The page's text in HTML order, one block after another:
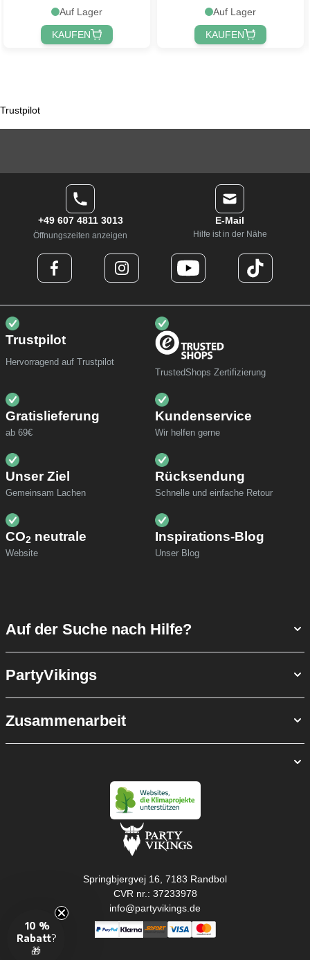
Auf Lager
KAUFEN
Auf Lager
KAUFEN
Trustpilot
+49 607 4811 3013
Öffnungszeiten anzeigen
E-Mail
Hilfe ist in der Nähe
Trustpilot
Hervorragend auf Trustpilot
TrustedShops Zertifizierung
Gratislieferung
ab 69€
Kundenservice
Wir helfen gerne
Unser Ziel
Gemeinsam Lachen
Rücksendung
Schnelle und einfache Retour
CO2 neutrale
Website
Inspirations-Blog
Unser Blog
Auf der Suche nach Hilfe?
PartyVikings
Zusammenarbeit
Springbjergvej 16, 7183 Randbol
CVR nr.: 37233978
info@partyvikings.de
10 %
Rabatt?
🎁